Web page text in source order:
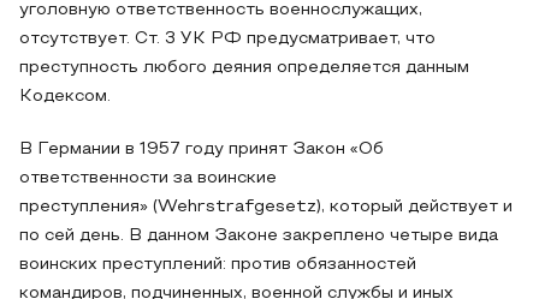
уголовную ответственность военнослужащих,
отсутствует. Ст. 3 УК РФ предусматривает, что
преступность любого деяния определяется данным
Кодексом.
В Германии в 1957 году принят Закон «Об
ответственности за воинские
преступления» (Wehrstrafgesetz), который действует и
по сей день. В данном Законе закреплено четыре вида
воинских преступлений: против обязанностей
командиров, подчиненных, военной службы и иных